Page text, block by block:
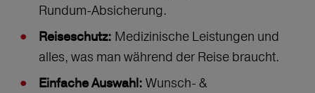
Rundum‑Absicherung.
Reiseschutz: Medizinische Leistungen und
alles, was man während der Reise braucht.
Einfache Auswahl: Wunsch‑ &